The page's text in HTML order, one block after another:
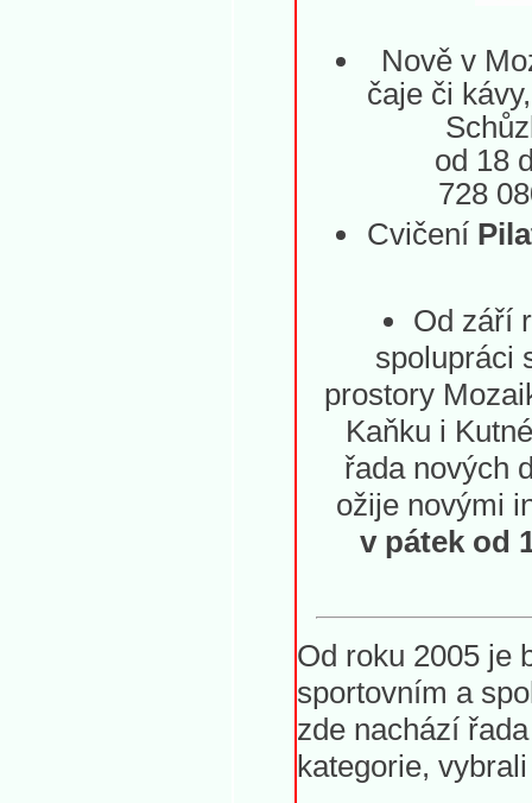
Nově v
čaje či
od 18
728
Cvičení
Od září
spolupráci
prostory
Kaňku i
řada nových
ožije novými
v pátek od
Od roku 2005 je
sportovním a
zde nachází
kategorie,